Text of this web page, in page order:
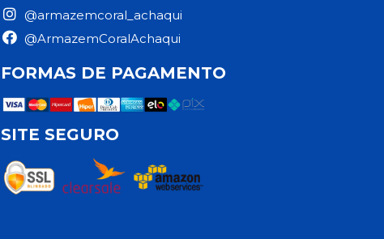
@armazemcoral_achaqui
@ArmazemCoralAchaqui
FORMAS DE PAGAMENTO
SITE SEGURO